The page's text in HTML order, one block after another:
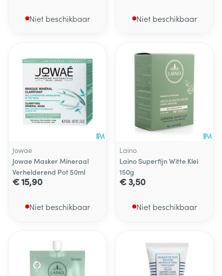
Niet beschikbaar Niet beschikbaar
Jowae
Jowae Masker Mineraal
Verhelderend Pot 50ml
€ 15,90
Niet beschikbaar
Laino
Laino Superfijn Witte Klei
150g
€ 3,50
Niet beschikbaar